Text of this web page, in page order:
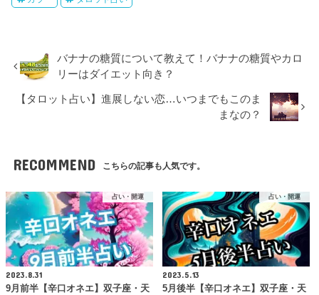
バナナの糖質について教えて！バナナの糖質やカロ
リーはダイエット向き？
【タロット占い】進展しない恋…いつまでもこのま
まなの？
RECOMMEND こちらの記事も人気です。
占い・開運
2023.8.31
9月前半【辛口オネエ】双子座・天
占い・開運
2023.5.13
5月後半【辛口オネエ】双子座・天